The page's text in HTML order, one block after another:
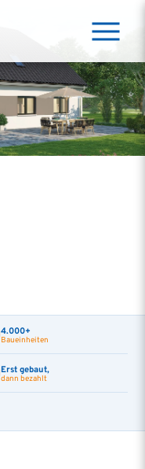
4.000+
Baueinheiten
Erst gebaut,
dann bezahlt